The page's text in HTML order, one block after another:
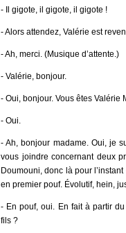
- Il gigote, il gigote, il gigote !
- Alors attendez, Valérie est
- Ah, merci. (Musique d’attente.)
- Valérie, bonjour.
- Oui, bonjour. Vous êtes Valérie
- Oui.
- Ah, bonjour madame. Oui, je
vous joindre concernant deux
Doumouni, donc là pour
en premier pouf. Évolutif, hein,
- En pouf, oui. En fait à partir
fils ?